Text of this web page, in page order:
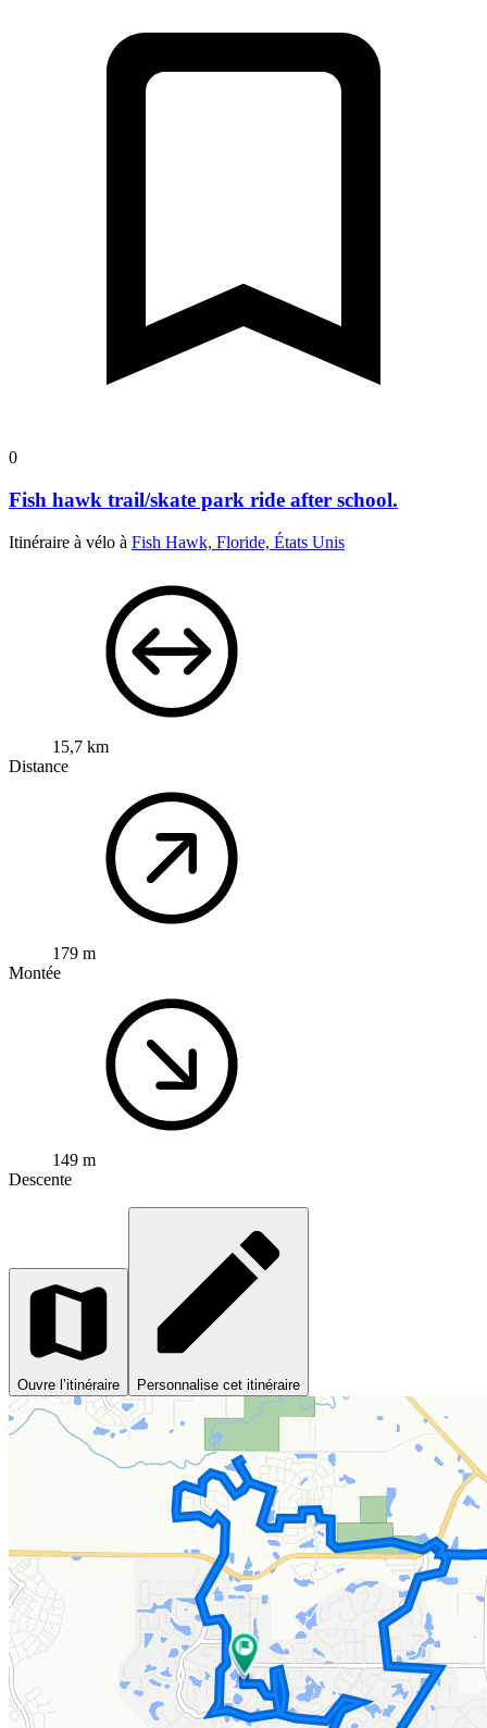
0
Fish hawk trail/skate park ride after school.
Itinéraire à vélo à Fish Hawk, Floride, États Unis
15,7 km
Distance
179 m
Montée
149 m
Descente
Ouvre l’itinéraire Personnalise cet itinéraire